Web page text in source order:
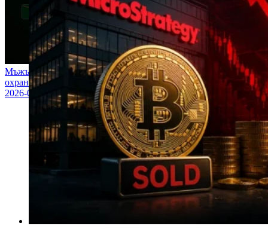
Мъжът, помогнал да изгради най-голямата крипто-
охранителна фирма, току-що каза, че цялото DeFi е опасно
2026-05-28